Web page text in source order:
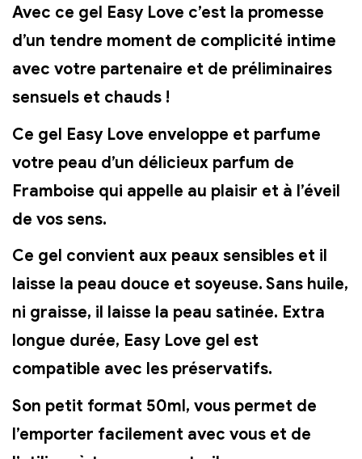
Avec ce gel Easy Love c’est la promesse
d’un tendre moment de complicité intime
avec votre partenaire et de préliminaires
sensuels et chauds !
Ce gel Easy Love enveloppe et parfume
votre peau d’un délicieux parfum de
Framboise qui appelle au plaisir et à l’éveil
de vos sens.
Ce gel convient aux peaux sensibles et il
laisse la peau douce et soyeuse. Sans huile,
ni graisse, il laisse la peau satinée. Extra
longue durée, Easy Love gel est
compatible avec les préservatifs.
Son petit format 50ml, vous permet de
l’emporter facilement avec vous et de